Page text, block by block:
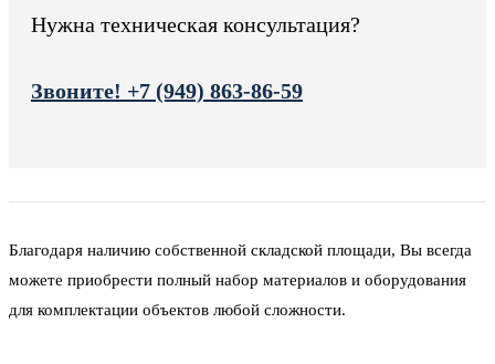
Нужна техническая консультация?
Звоните! +7 (949) 863-86-59
Благодаря наличию собственной складской площади, Вы всегда
можете приобрести полный набор материалов и оборудования
для комплектации объектов любой сложности.